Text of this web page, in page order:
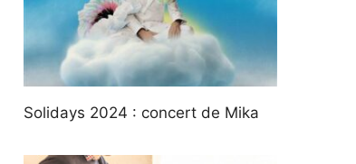
Solidays 2024 : concert de Mika